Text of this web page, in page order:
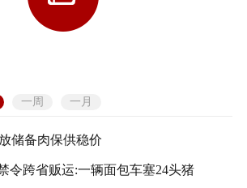
一周 一月
储备肉保供稳价
令跨省贩运:一辆面包车塞24头猪